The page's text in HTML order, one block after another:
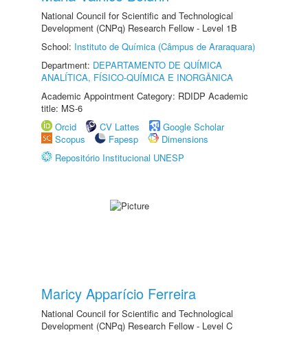
National Council for Scientific and Technological
Development (CNPq) Research Fellow - Level 1B
School: Instituto de Química (Câmpus de Araraquara)
Department: DEPARTAMENTO DE QUÍMICA
ANALÍTICA, FÍSICO-QUÍMICA E INORGÂNICA
Academic Appointment Category: RDIDP Academic
title: MS-6
Orcid
CV Lattes
Google Scholar
Scopus
Fapesp
Dimensions
Repositório Institucional UNESP
Maricy Apparício Ferreira
National Council for Scientific and Technological
Development (CNPq) Research Fellow - Level C